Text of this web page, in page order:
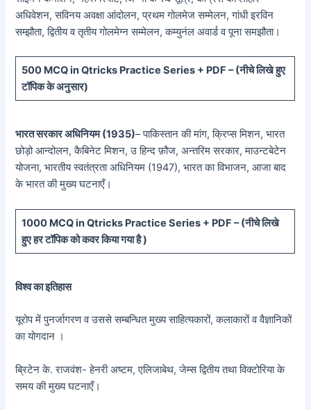
अधिवेशन, सविनय अवक्षा आंदोलन, प्रथम गोलमेज सम्मेलन, गांधी इरविन
सम्झौता, द्वितीय व तृतीय गोलमेग्न सम्मेलन, कम्युनंल अवार्ड व पूना समझौता।
500 MCQ in Qtricks Practice Series + PDF – (नीचेलिखे हुए
टॉपिक के अनुसार)
भारत सरकार अधिनियम (1935)– पाकिस्तान की मांग, क्रिप्स मिशन, भारत
छोड़ो आन्दोलन, कैबिनेट मिशन, उ हिन्द फ़ौज, अन्तरिम सरकार, माउन्टबेटेन
योजना, भारतीय स्वतंत्रता अधिनियम (1947), भारत का विभाजन, आजा बाद
के भारत की मुख्य घटनाएँ।
1000 MCQ in Qtricks Practice Series + PDF – (नीचेलिखे
हुएहर टॉपिक को कवर किया गया है )
विश्व का इतिहास
यूरोप में पुनर्जागरण व उससे सम्बन्धित मुख्य साहित्यकारों, कलाकारों व वैज्ञानिकों
का योगदान ।
ब्रिटेन के. राजवंश- हेनरी अष्टम, एलिजाबेथ, जेम्स द्वितीय तथा विक्टोरिया के
समय की मुख्य घटनाएँ।